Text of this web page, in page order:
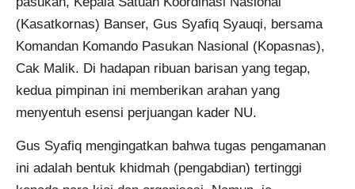
(Kasatkornas) Banser, Gus Syafiq Syauqi, bersama
Komandan Komando Pasukan Nasional (Kopasnas),
Cak Malik. Di hadapan ribuan barisan yang tegap,
kedua pimpinan ini memberikan arahan yang
menyentuh esensi perjuangan kader NU.
Gus Syafiq mengingatkan bahwa tugas pengamanan
ini adalah bentuk khidmah (pengabdian) tertinggi